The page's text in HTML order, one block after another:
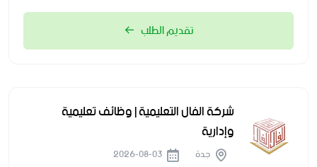
تقديم الطلب
شركة الفال التعليمية | وظائف تعليمية
وإدارية
جدة